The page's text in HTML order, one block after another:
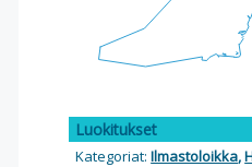
Luokitukset
Kategoriat:Ilmastoloikka,